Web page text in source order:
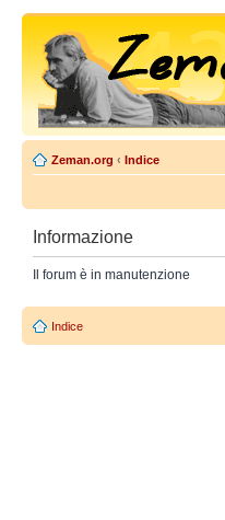
Zeman.org ‹ Indice
Informazione
Il forum è in manutenzione
Indice